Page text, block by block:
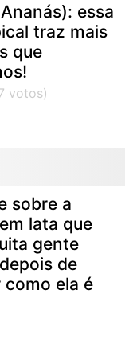
essa
traz mais
que
sobre a
lata que
gente
de
ela é